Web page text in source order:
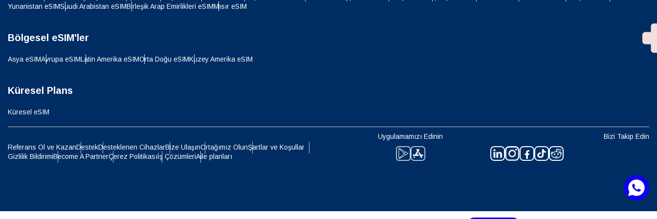
Yunanistan eSIMSuudi Arabistan eSIMBirleşik Arap Emirlikleri eSIMMısır eSIM
Bölgesel eSIM'ler
Asya eSIMAvrupa eSIMLatin Amerika eSIMOrta Doğu eSIMKuzey Amerika eSIM
Küresel Plans
Küresel eSIM
Referans Ol ve KazanDestekDesteklenen CihazlarBize UlaşınOrtağımız OlunŞartlar ve Koşullar
Gizlilik BildirimiBecome A PartnerÇerez Politikasıİş ÇözümleriAile planları
Uygulamamızı Edinin Bizi Takip Edin
العربية
Português
SGD - Singapur Doları
CAD - Kanada Doları GBP - İngiliz Sterlini